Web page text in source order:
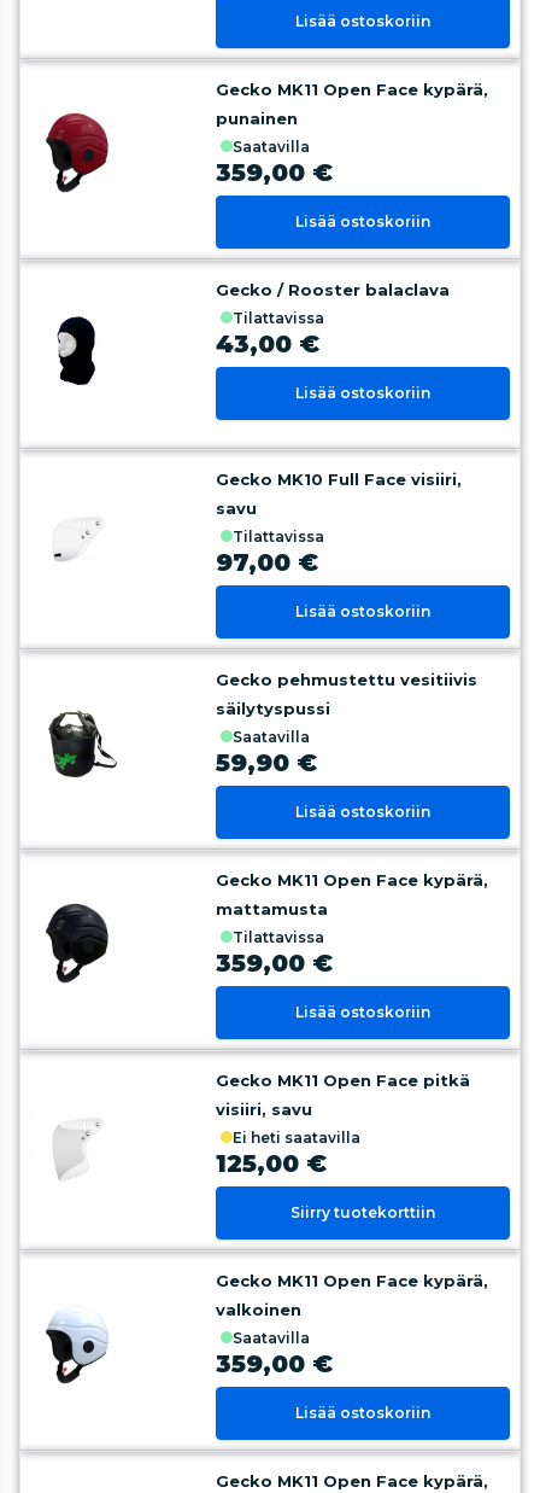
Lisää ostoskoriin
Gecko MK11 Open Face kypärä,
punainen
saatavilla
359,00 €
Lisää ostoskoriin
Gecko / Rooster balaclava
tilattavissa
43,00 €
Lisää ostoskoriin
Gecko MK10 Full Face visiiri,
savu
tilattavissa
97,00 €
Lisää ostoskoriin
Gecko pehmustettu vesitiivis
säilytyspussi
saatavilla
59,90 €
Lisää ostoskoriin
Gecko MK11 Open Face kypärä,
mattamusta
tilattavissa
359,00 €
Lisää ostoskoriin
Gecko MK11 Open Face pitkä
visiiri, savu
ei heti saatavilla
125,00 €
Siirry tuotekorttiin
Gecko MK11 Open Face kypärä,
valkoinen
saatavilla
359,00 €
Lisää ostoskoriin
Gecko MK11 Open Face kypärä,